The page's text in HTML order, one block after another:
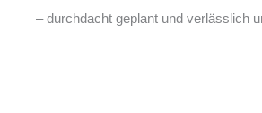
– durchdacht geplant und verlässlich